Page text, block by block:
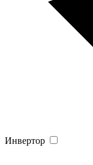
Инвертор